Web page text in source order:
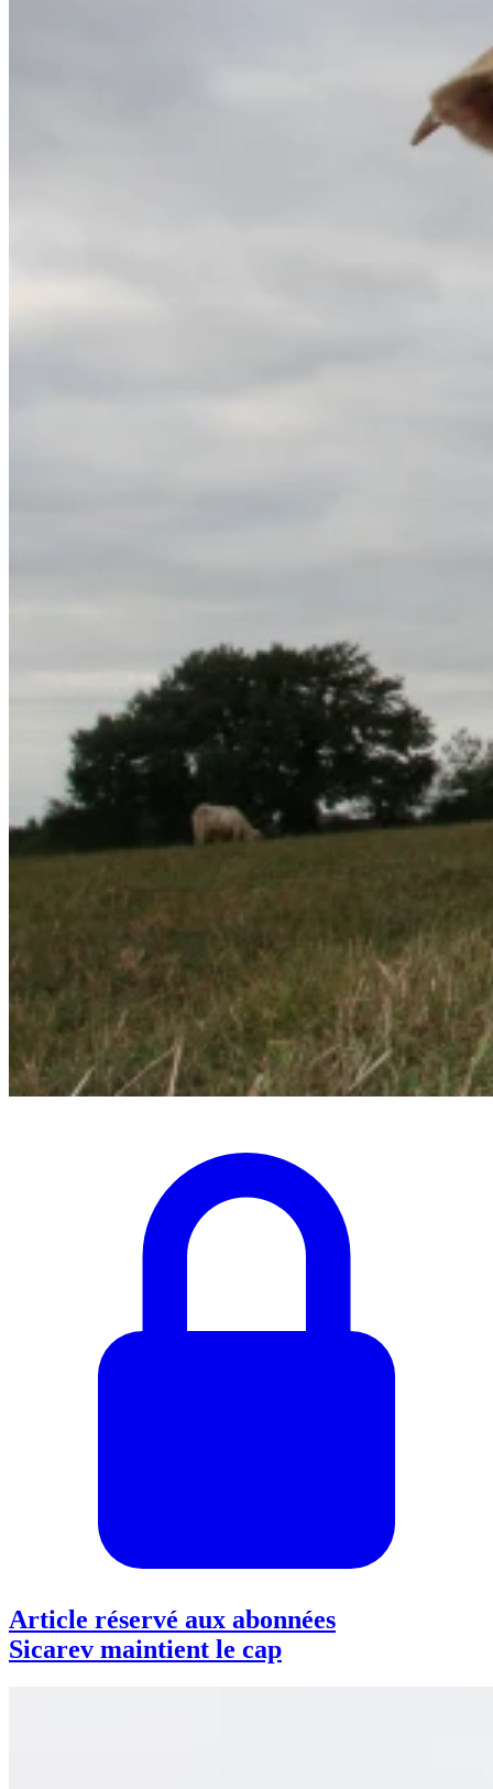
Article réservé aux abonnées
Sicarev maintient le cap